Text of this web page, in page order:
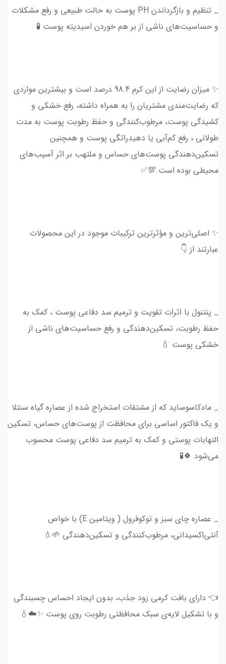
_ تنظیم‌ و بازگرداندن PH پوست به حالت طبیعی و رفع مشکلات
و حساسیت‌های ناشی از بر هم خوردن اسیدیته پوست 🧪
✨ میزان رضایت از این کرم 98.4 درصد است و بیشترین مواردی
که رضایت‌مندی مشتریان را به همراه داشته، رفع خشکی و
کشیدگی پوست، مرطوب‌کنندگی و حفظ رطوبت پوست به مدت
طولانی ، رفع کم‌آبی یا دهیدراتگی پوست و همچنین
تسکین‌دهندگی پوست‌های حساس و ملتهب بر اثر آسیب‌های
محیطی بوده است 💯✅
✨ اصلی‌ترین و مؤثرترین ترکیبات موجود در این محصولات
عبارتند از 👇
_ پنتنول با اثرات تقویت و ترمیم سد دفاعی پوست ، کمک به
حفظ رطوبت، تسکین‌دهندگی و رفع حساسیت‌های ناشی از
خشکی پوست 💧
_ مادکاسوساید که از مشتقات استخراج شده از عصاره گیاه سنتلا
و یک فاکتور اساسی برای محافظت از پوست‌های حساس، تسکین
التهابات پوستی و کمک به ترمیم سد دفاعی پوست محسوب
می‌شود 🍀🧪
_ عصاره چای سبز و توکوفرول ( ویتامین E) با خواص
آنتی‌اکسیدانی، مرطوب‌کنندگی و تسکین‌دهندگی 🌱💧
👈 دارای بافت کرمی زود جذب، بدون ایجاد احساس چسبندگی
و با تشکیل لایه‌ی سبک محافظتی رطوبت روی پوست ✨☁️💧